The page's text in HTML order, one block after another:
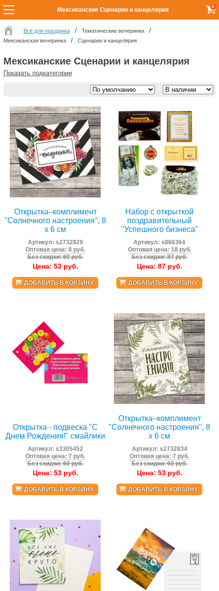
Всё для праздника
Тематические вечеринки
Мексиканская вечеринка
Сценарии и канцелярия
Мексиканские Сценарии и канцелярия
Показать подкатегории
Открытка–комплимент
"Солнечного настроения", 8
х 6 см
Артикул: s2732829
Оптовая цена: 8 руб.
Без скидки: 60 руб.
Цена: 53руб.
ДОБАВИТЬ В КОРЗИНУ
Набор с открыткой
поздравительный
"Успешного бизнеса"
Артикул:s866364
Оптовая цена: 18 руб.
Без скидки: 87 руб.
Цена: 87руб.
ДОБАВИТЬ В КОРЗИНУ
Открытка - подвеска "С
Днем Рождения!" смайлики
Артикул: s3305452
Оптовая цена: 7 руб.
Без скидки: 60 руб.
Цена: 53руб.
ДОБАВИТЬ В КОРЗИНУ
Открытка–комплимент
"Солнечного настроения", 8
х 6 см
Артикул: s2732834
Оптовая цена: 7 руб.
Без скидки: 60 руб.
Цена: 53руб.
ДОБАВИТЬ В КОРЗИНУ
Мексиканские Сценарии и канцелярия 0